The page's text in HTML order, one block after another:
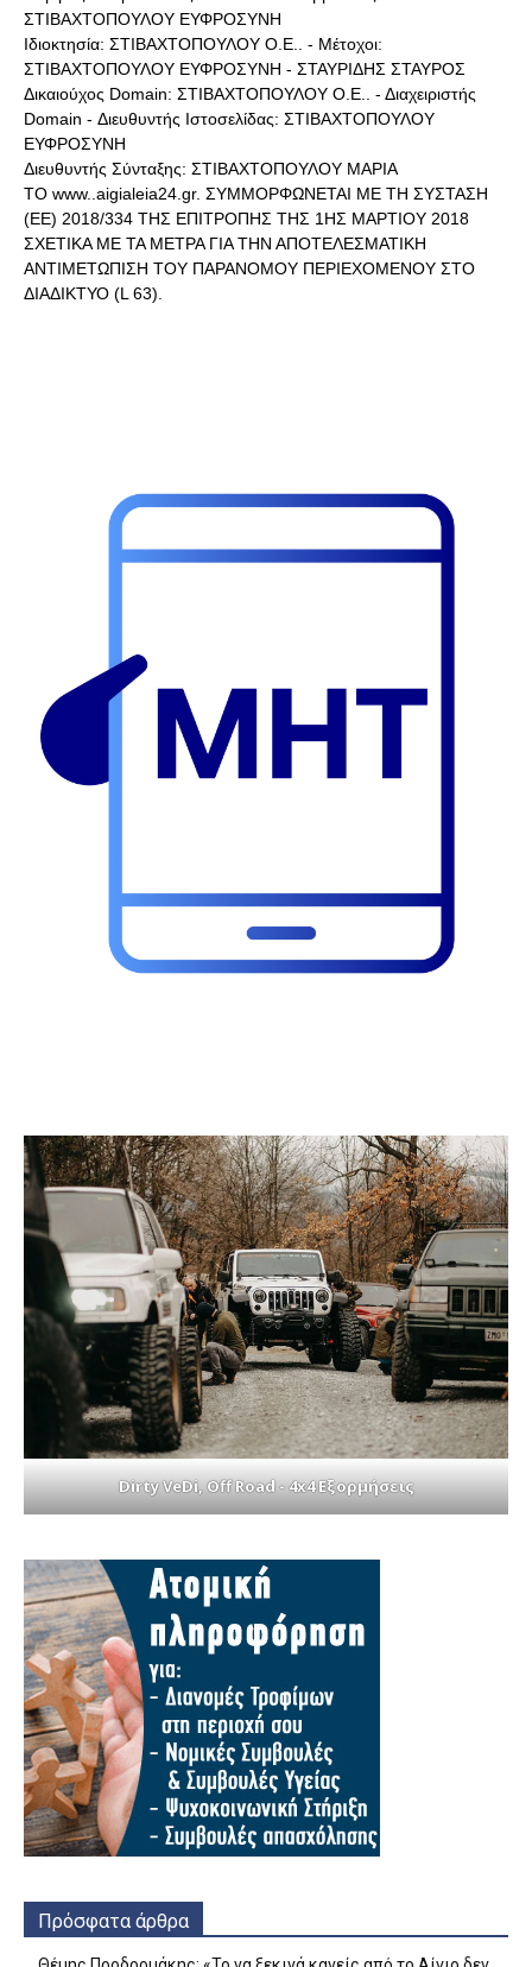
ΣΤΙΒΑΧΤΟΠΟΥΛΟΥ ΕΥΦΡΟΣΥΝΗ
Ιδιοκτησία: ΣΤΙΒΑΧΤΟΠΟΥΛΟΥ Ο.Ε.. - Μέτοχοι:
ΣΤΙΒΑΧΤΟΠΟΥΛΟΥ ΕΥΦΡΟΣΥΝΗ - ΣΤΑΥΡΙΔΗΣ ΣΤΑΥΡΟΣ
Δικαιούχος Domain: ΣΤΙΒΑΧΤΟΠΟΥΛΟΥ Ο.Ε.. - Διαχειριστής
Domain - Διευθυντής Ιστοσελίδας: ΣΤΙΒΑΧΤΟΠΟΥΛΟΥ
ΕΥΦΡΟΣΥΝΗ
Διευθυντής Σύνταξης: ΣΤΙΒΑΧΤΟΠΟΥΛΟΥ ΜΑΡΙΑ
ΤΟ www..aigialeia24.gr. ΣΥΜΜΟΡΦΩΝΕΤΑΙ ΜΕ ΤΗ ΣΥΣΤΑΣΗ
(ΕΕ) 2018/334 ΤΗΣ ΕΠΙΤΡΟΠΗΣ ΤΗΣ 1ΗΣ ΜΑΡΤΙΟΥ 2018
ΣΧΕΤΙΚΑ ΜΕ ΤΑ ΜΕΤΡΑ ΓΙΑ ΤΗΝ ΑΠΟΤΕΛΕΣΜΑΤΙΚΗ
ΑΝΤΙΜΕΤΩΠΙΣΗ ΤΟΥ ΠΑΡΑΝΟΜΟΥ ΠΕΡΙΕΧΟΜΕΝΟΥ ΣΤΟ
ΔΙΑΔΙΚΤΥΟ (L 63).
Dirty VeDi, Off Road - 4x4 Εξορμήσεις
Πρόσφατα άρθρα